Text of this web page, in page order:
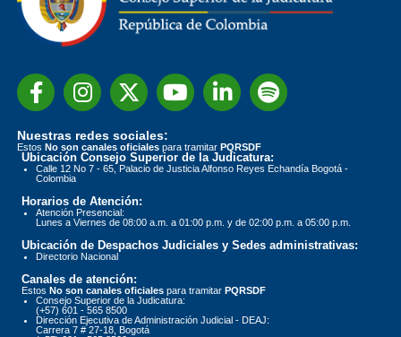
Nuestras redes sociales:
Estos No son canales oficiales para tramitar PQRSDF
Ubicación Consejo Superior de la Judicatura:
Calle 12 No 7 - 65, Palacio de Justicia Alfonso Reyes Echandía Bogotá -
Colombia
Horarios de Atención:
Atención Presencial:
Lunes a Viernes de 08:00 a.m. a 01:00 p.m. y de 02:00 p.m. a 05:00 p.m.
Ubicación de Despachos Judiciales y Sedes administrativas:
Directorio Nacional
Canales de atención:
Estos No son canales oficiales para tramitar PQRSDF
Consejo Superior de la Judicatura:
(+57) 601 - 565 8500
Dirección Ejecutiva de Administración Judicial - DEAJ:
Carrera 7 # 27-18, Bogotá